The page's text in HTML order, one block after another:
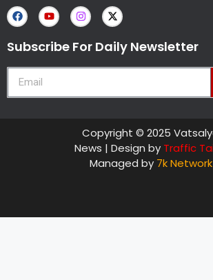
Subscribe For Daily Newsletter
Copyright © 2025
News | Design by Traffic
Managed by 7k Network